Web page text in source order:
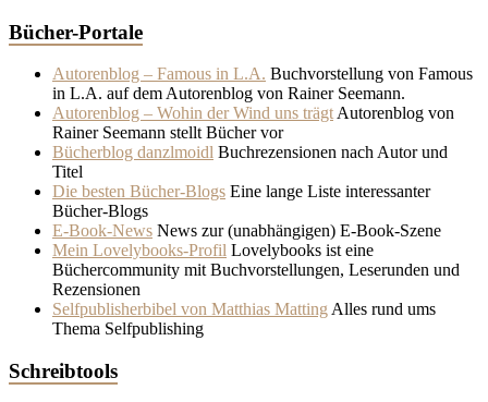
Bücher-Portale
Autorenblog – Famous in L.A. Buchvorstellung von Famous
in L.A. auf dem Autorenblog von Rainer Seemann.
Autorenblog – Wohin der Wind uns trägt Autorenblog von
Rainer Seemann stellt Bücher vor
Bücherblog danzlmoidl Buchrezensionen nach Autor und
Titel
Die besten Bücher-Blogs Eine lange Liste interessanter
Bücher-Blogs
E-Book-News News zur (unabhängigen) E-Book-Szene
Mein Lovelybooks-Profil Lovelybooks ist eine
Büchercommunity mit Buchvorstellungen, Leserunden und
Rezensionen
Selfpublisherbibel von Matthias Matting Alles rund ums
Thema Selfpublishing
Schreibtools